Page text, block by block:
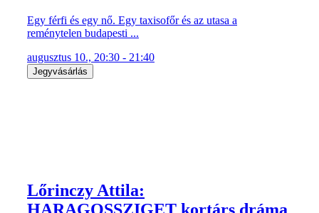
Egy férfi és egy nő. Egy taxisofőr és az utasa a
reménytelen budapesti ...
augusztus 10., 20:30 - 21:40
Jegyvásárlás
Lőrinczy Attila:
HARAGOSSZIGET kortárs dráma